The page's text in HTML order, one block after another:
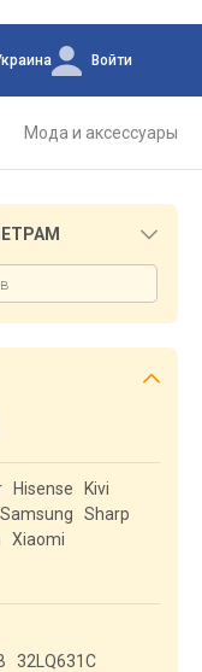
Войти
Мода и аксессуары
Hisense
Kivi
Samsung
Sharp
Xiaomi
32LQ631C